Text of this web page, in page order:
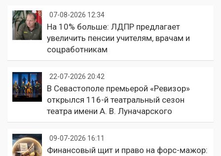
07-08-2026 12:34
На 10% больше: ЛДПР предлагает
увеличить пенсии учителям, врачам и
соцработникам
22-07-2026 20:42
В Севастополе премьерой «Ревизор»
открылся 116-й театральный сезон
театра имени А. В. Луначарского
09-07-2026 16:11
Финансовый щит и право на форс-мажор: